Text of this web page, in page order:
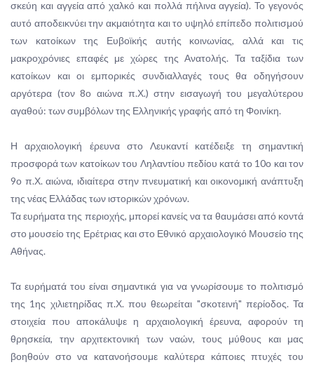
σκεύη και αγγεία από χαλκό και πολλά πήλινα αγγεία). Το γεγονός
αυτό αποδεικνύει την ακμαιότητα και το υψηλό επίπεδο πολιτισμού
των κατοίκων της Ευβοϊκής αυτής κοινωνίας, αλλά και τις
μακροχρόνιες επαφές με χώρες της Ανατολής. Τα ταξίδια των
κατοίκων και οι εμπορικές συνδιαλλαγές τους θα οδηγήσουν
αργότερα (τον 8ο αιώνα π.Χ.) στην εισαγωγή του μεγαλύτερου
αγαθού: των συμβόλων της Ελληνικής γραφής από τη Φοινίκη.
Η αρχαιολογική έρευνα στο Λευκαντί κατέδειξε τη σημαντική
προσφορά των κατοίκων του Ληλαντίου πεδίου κατά το 10ο και τον
9ο π.Χ. αιώνα, ιδιαίτερα στην πνευματική και οικονομική ανάπτυξη
της νέας Ελλάδας των ιστορικών χρόνων.
Τα ευρήματα της περιοχής, μπορεί κανείς να τα θαυμάσει από κοντά
στο μουσείο της Ερέτριας και στο Εθνικό αρχαιολογικό Μουσείο της
Αθήνας.
Τα ευρήματά του είναι σημαντικά για να γνωρίσουμε το πολιτισμό
της 1ης χιλιετηρίδας π.Χ. που θεωρείται "σκοτεινή" περίοδος. Τα
στοιχεία που αποκάλυψε η αρχαιολογική έρευνα, αφορούν τη
θρησκεία, την αρχιτεκτονική των ναών, τους μύθους και μας
βοηθούν στο να κατανοήσουμε καλύτερα κάποιες πτυχές του